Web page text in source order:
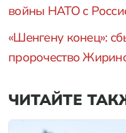
войны НАТО с
«Шенгену конец»:
пророчество
ЧИТАЙТЕ